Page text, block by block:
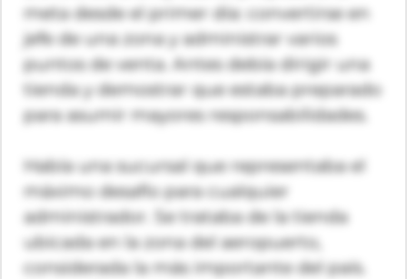
meta desde el primer día: convertirse en
jefe de una zona y administrar varios
puntos de venta. Antes debía dirigir una
tienda y demostrar que estaba preparado
para asumir mayores responsabilidades.
Había una sucursal que representaba el
máximo desafío para cualquier
administrador. Se trataba de la tienda
ubicada en la zona del aeropuerto,
considerada la más importante del país.